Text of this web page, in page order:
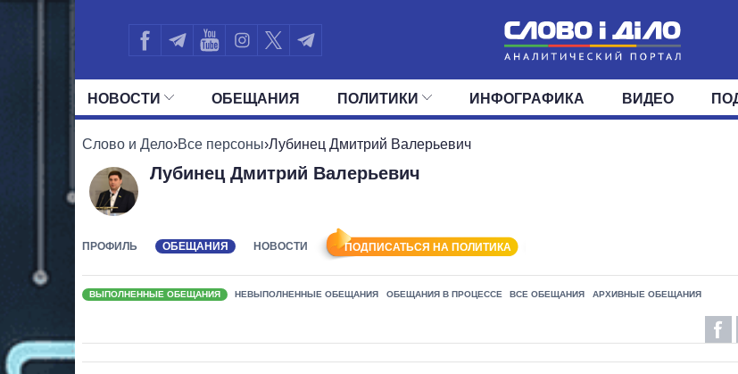
НОВОСТИ
ЛЕНТА СОБЫТИЯ
ОБЕЩАНИЯ ПОЛИТИКИ
ВСЕ ПОЛИТИКИ ПРЕЗИДЕНТ И ОФИС ВЕРХОВНАЯ РАДА
ИНФОГРАФИКА ВИДЕО
Слово и Дело›Все персоны›Лубинец Дмитрий Валерьевич
Лубинец Дмитрий Валерьевич
ПРОФИЛЬ ОБЕЩАНИЯ НОВОСТИ ПОДПИСАТЬСЯ НА ПОЛИТИКА
ВЫПОЛНЕННЫЕ ОБЕЩАНИЯ НЕВЫПОЛНЕННЫЕ ОБЕЩАНИЯ ОБЕЩАНИЯ В ПРОЦЕССЕ ВСЕ ОБЕЩАНИЯ АРХИВНЫЕ ОБЕЩАНИЯ